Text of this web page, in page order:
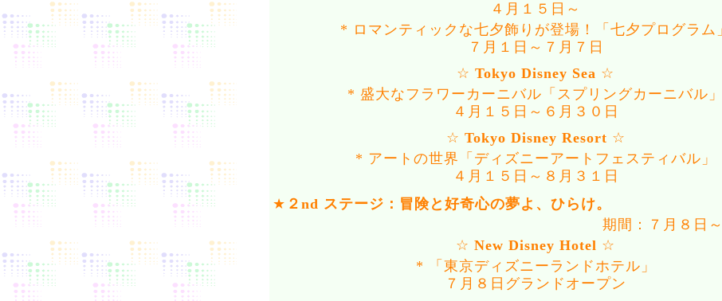
４月１５日～
* ロマンティックな七夕飾りが登場！「七夕プログラム
７月１日～７月７日
☆ Tokyo Disney Sea ☆
* 盛大なフラワーカーニバル「スプリングカーニバル」
４月１５日～６月３０日
☆ Tokyo Disney Resort ☆
* アートの世界「ディズニーアートフェスティバル」
４月１５日～８月３１日
★ ２nd ステージ：冒険と好奇心の夢よ、ひらけ。
期間：７月８日
☆ New Disney Hotel ☆
* 「東京ディズニーランドホテル」
７月８日グランドオープン